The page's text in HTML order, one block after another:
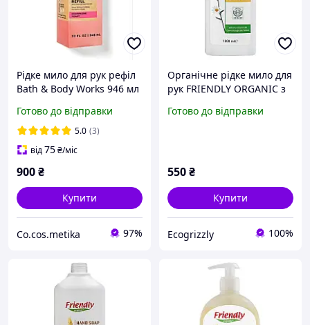
Рідке мило для рук рефіл
Bath & Body Works 946 мл
Готово до відправки
5.0 (3)
від75₴/міс
900₴
Купити
Co.cos.metika 97%
Органічне рідке мило для
рук FRIENDLY ORGANIC з
1000 мл
Готово до відправки
550₴
Купити
Ecogrizzly 100%